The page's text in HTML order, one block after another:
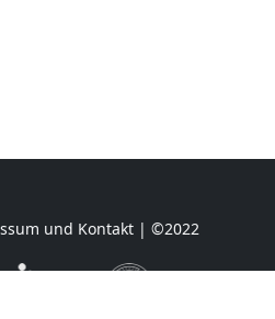
und Kontakt | ©2022